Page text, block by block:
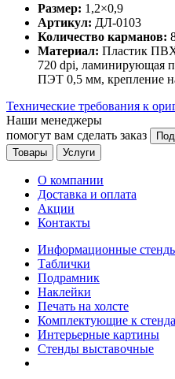
Размер: 1,2×0,9
Артикул: ДЛ-0103
Количество карманов:
Материал: Пластик
720 dpi, ламинирующая
ПЭТ 0,5 мм, крепление
Технические требования к
Наши менеджеры
помогут вам сделать заказ
Товары
Услуги
О компании
Доставка и оплата
Акции
Контакты
Информационные
Таблички
Подрамник
Наклейки
Печать на холсте
Комплектующие к
Интерьерные картины
Стенды выставочные